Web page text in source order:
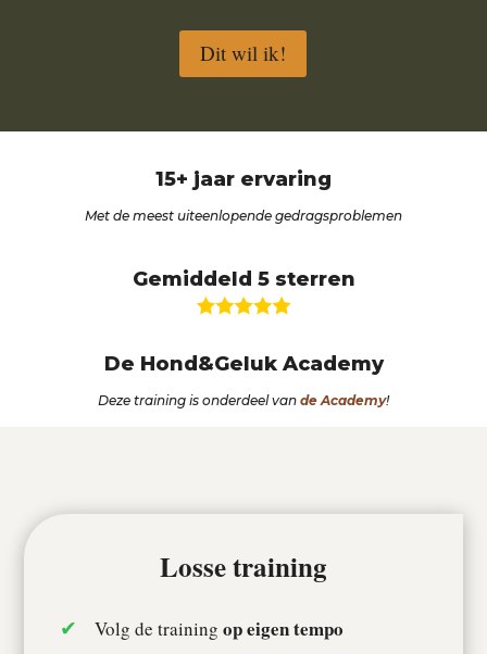
Dit wil ik!
15+ jaar ervaring
Met de meest uiteenlopende gedragsproblemen
Gemiddeld 5 sterren
De Hond&Geluk Academy
Deze training is onderdeel van de Academy!
Losse training
Volg de trainingop eigen tempo